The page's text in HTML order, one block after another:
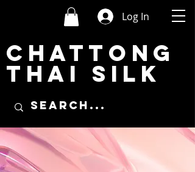
Log In
CHATTONG
THAI SILK